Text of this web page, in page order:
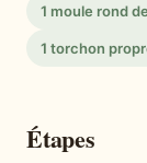
1 moule rond
1 torchon
Étapes